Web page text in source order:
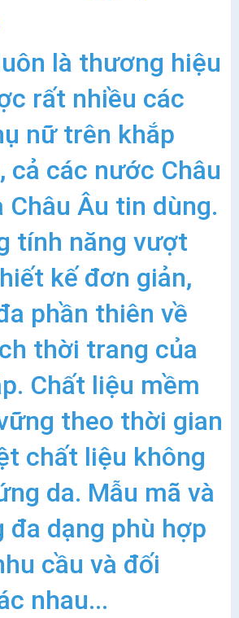
là thương hiệu
rất nhiều các
nữ trên khắp
cả các nước Châu
Châu Âu tin dùng.
tính năng vượt
kế đơn giản,
phần thiên về
thời trang của
Chất liệu mềm
theo thời gian
chất liệu không
da. Mẫu mã và
đa dạng phù hợp
cầu và đối
nhau...